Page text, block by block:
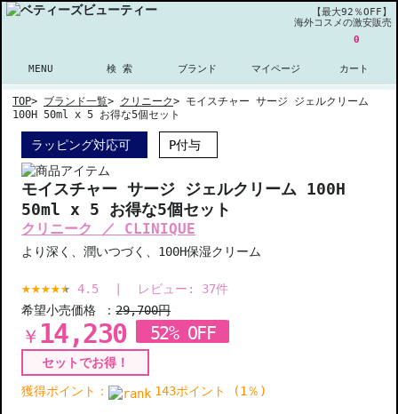
【最大92％OFF】
海外コスメの激安販売
MENU 検 索 ブランド マイページ
0
カート
TOP> ブランド一覧> クリニーク> モイスチャー サージ ジェルクリーム
100H 50ml x 5 お得な5個セット
ラッピング対応可 P付与
モイスチャー サージ ジェルクリーム 100H
50ml x 5 お得な5個セット
クリニーク ／ CLINIQUE
より深く、潤いつづく、100H保湿クリーム
4.5 レビュー: 37件
希望小売価格 ：29,700円
￥ 14,230 52% OFF
セットでお得！
獲得ポイント：
143ポイント (1％)